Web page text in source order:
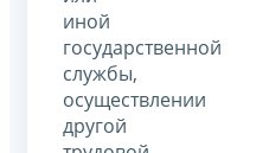
иной
государственной
службы,
осуществлении
другой